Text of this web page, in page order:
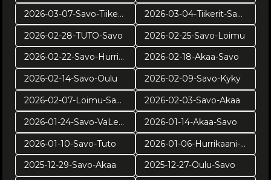
2026-03-07-Savo-Tiikerit
2026-03-04-Tiikerit-Savo
2026-02-28-TUTO-Savo
2026-02-25-Savo-Loimu
2026-02-22-Savo-Hurrikaani
2026-02-18-Akaa-Savo
2026-02-14-Savo-Oulu
2026-02-09-Savo-Kyky
2026-02-07-Loimu-Savo
2026-02-03-Savo-Akaa
2026-01-24-Savo-VaLePa
2026-01-14-Akaa-Savo
2026-01-10-Savo-Tuto
2026-01-06-Hurrikaani-Savo KUVAT: Juuso Riponiemi
2025-12-29-Savo-Akaa
2025-12-27-Oulu-Savo